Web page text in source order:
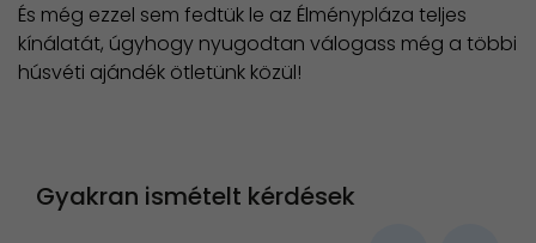
És még ezzel sem fedtük le az Élménypláza teljes
kínálatát, úgyhogy nyugodtan válogass még a többi
húsvéti ajándék ötletünk közül!
Gyakran ismételt kérdések